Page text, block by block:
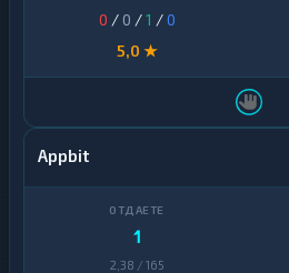
0 / 0 /1 /0
5,0 ★
Appbit
1
2,38 / 165